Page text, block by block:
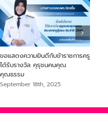
ขอแสดงความยินดีกับข้าราชการครู
ได้รับรางวัล คุรุชนคนคุณ
คุณธรรม
September 18th, 2025